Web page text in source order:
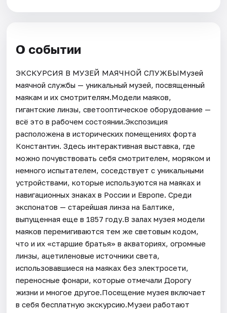
О событии
ЭКСКУРСИЯ В МУЗЕЙ МАЯЧНОЙ СЛУЖБЫМузей
маячной службы — уникальный музей, посвященный
маякам и их смотрителям.Модели маяков,
гигантские линзы, светооптическое оборудование —
всё это в рабочем состоянии.Экспозиция
расположена в исторических помещениях форта
Константин. Здесь интерактивная выставка, где
можно почувствовать себя смотрителем, моряком и
немного испытателем, соседствует с уникальными
устройствами, которые используются на маяках и
навигационных знаках в России и Европе. Среди
экспонатов — старейшая линза на Балтике,
выпущенная еще в 1857 году.В залах музея модели
маяков перемигиваются тем же световым кодом,
что и их «старшие братья» в акваториях, огромные
линзы, ацетиленовые источники света,
использовавшиеся на маяках без электросети,
переносные фонари, которые отмечали Дорогу
жизни и многое другое.Посещение музея включает
в себя бесплатную экскурсию.Музеи работают